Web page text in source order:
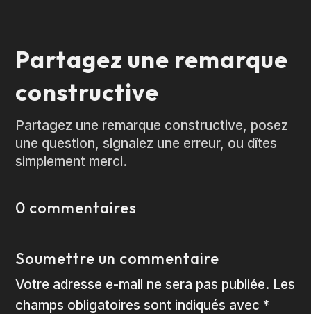
Partagez une remarque
constructive
Partagez une remarque constructive, posez
une question, signalez une erreur, ou dîtes
simplement merci.
0 commentaires
Soumettre un commentaire
Votre adresse e-mail ne sera pas publiée. Les
champs obligatoires sont indiqués avec *